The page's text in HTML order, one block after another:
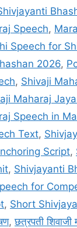
Speech,
Speech for
2026,
, Shivaji
Maharaj
Speech in
Text,
Script,
, Shivjayanti
for
, Short
,छत्रपती शिवाजी